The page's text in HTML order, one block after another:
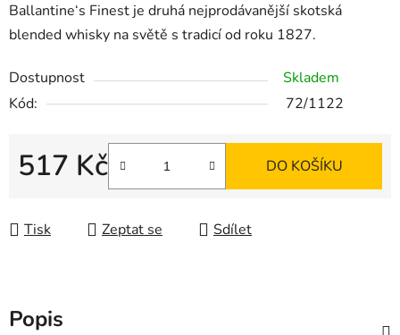
Ballantine‘s Finest je druhá nejprodávanější skotská
blended whisky na světě s tradicí od roku 1827.
Dostupnost
Skladem
Kód:
72/1122
517 Kč DO KOŠÍKU
Tisk Zeptat se Sdílet
Popis